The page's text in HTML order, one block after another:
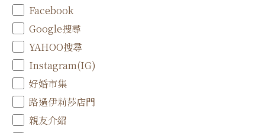
Facebook
Google搜尋
YAHOO搜尋
Instagram(IG)
好婚市集
路過伊莉莎店門
親友介紹